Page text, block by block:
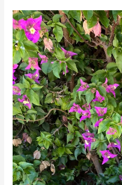
Concurso
árboles
navideños
2023